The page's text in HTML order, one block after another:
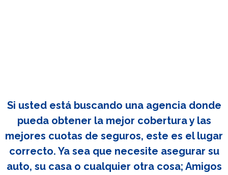
Si usted está buscando una agencia donde
pueda obtener la mejor cobertura y las
mejores cuotas de seguros, este es el lugar
correcto. Ya sea que necesite asegurar su
auto, su casa o cualquier otra cosa; Amigos